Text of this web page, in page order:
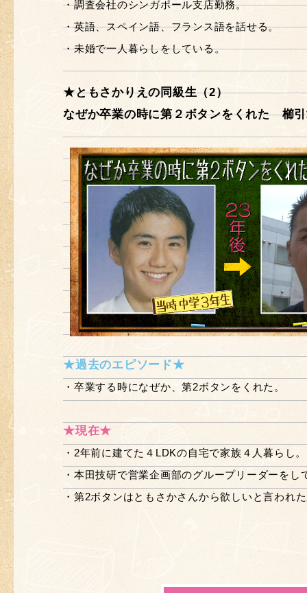
・調査会社のシンガポール支店勤務。
・英語、スペイン語、フランス語を話せる。
・未婚で一人暮らしをしている。
★ともさかりえの同級生（2）
なぜか卒業の時に第２ボタンをくれた 櫛
★過去のエピソード★
・卒業する時になぜか、第2ボタンをくれた。
★現在★
・2年前に建てた４LDKの自宅で家族４人暮らし。
・本田技研で営業企画部のグループリーダーをし
・第2ボタンはともさかさんから欲しいと言われ